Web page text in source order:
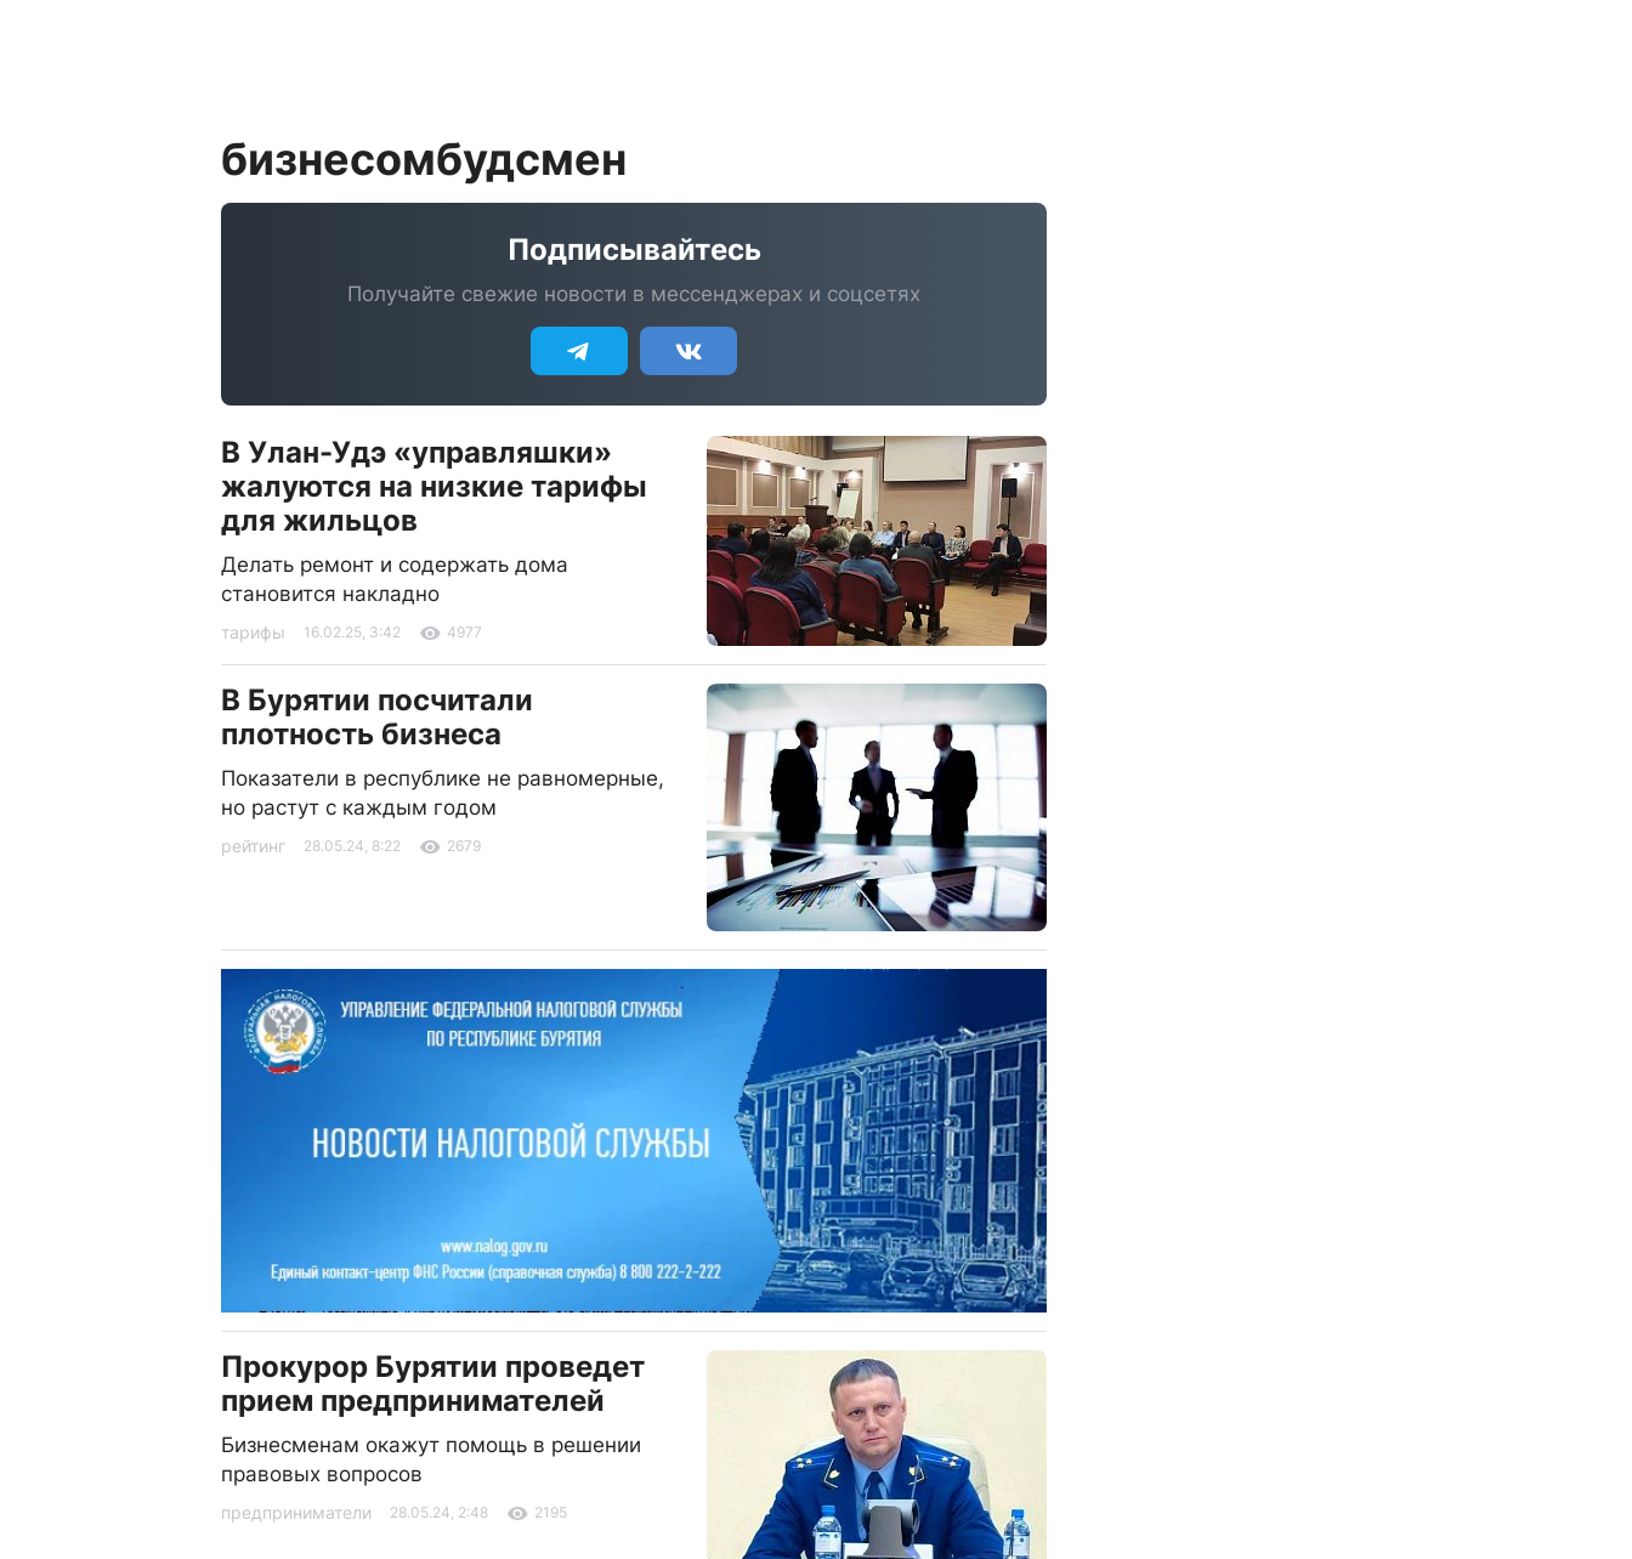
бизнесомбудсмен
Подписывайтесь
Получайте свежие новости в мессенджерах и соцсетях
В Улан-Удэ «управляшки»
жалуются на низкие тарифы
для жильцов
Делать ремонт и содержать дома
становится накладно
тарифы 16.02.25, 3:42 4977
В Бурятии посчитали
плотность бизнеса
Показатели в республике не равномерные,
но растут с каждым годом
рейтинг 28.05.24, 8:22 2679
Прокурор Бурятии проведет
прием предпринимателей
Бизнесменам окажут помощь в решении
правовых вопросов
предприниматели 28.05.24, 2:48 2195